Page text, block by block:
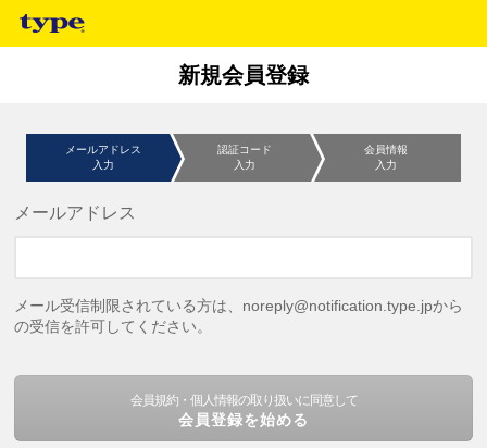
新規会員登録
メールアドレス
入力
認証コード
入力
会員情報
入力
メールアドレス
メール受信制限されている方は、noreply@notification.type.jpから
の受信を許可してください。
会員規約・個人情報の取り扱いに同意して
会員登録を始める